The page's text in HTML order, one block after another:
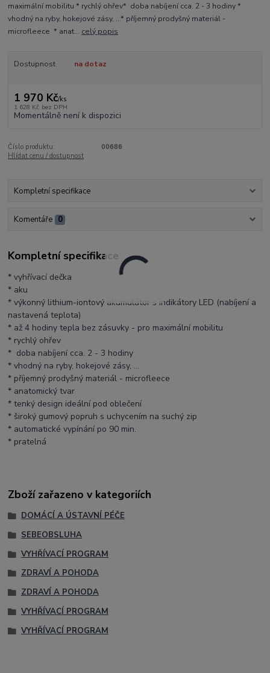
maximální mobilitu * rychlý ohřev* doba nabíjení cca. 2 - 3 hodiny *
vhodný na ryby, hokejové zásy, ...* příjemný prodyšný materiál -
microfleece * anat... celý popis
Dostupnost na dotaz
1 970 Kč/ks
1 628 Kč bez DPH
Momentálně není k dispozici
Číslo produktu:
00686
Hlídat cenu / dostupnost
Kompletní specifikace
Komentáře 0
Kompletní specifikace
* vyhřívací dečka
* aku
* výkonný lithium-iontový akumulátor s indikátory LED (nabíjení a
nastavená teplota)
* až 4 hodiny tepla bez zásuvky - pro maximální mobilitu
* rychlý ohřev
* doba nabíjení cca. 2 - 3 hodiny
* vhodný na ryby, hokejové zásy, ...
* příjemný prodyšný materiál - microfleece
* anatomický tvar
* tenký design ideální pod oblečení
* široký gumový popruh s uchycením na suchý zip
* automatické vypínání po 90 min.
* pratelná
Zboží zařazeno v kategoriích
DOMÁCÍ A ÚSTAVNÍ PÉČE
SEBEOBSLUHA
VYHŘÍVACÍ PROGRAM
ZDRAVÍ A POHODA
ZDRAVÍ A POHODA
VYHŘÍVACÍ PROGRAM
VYHŘÍVACÍ PROGRAM